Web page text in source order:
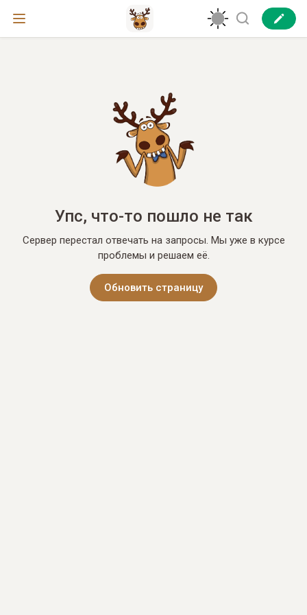
Упс, что-то пошло не так
Сервер перестал отвечать на запросы. Мы уже в курсе
проблемы и решаем её.
Обновить страницу